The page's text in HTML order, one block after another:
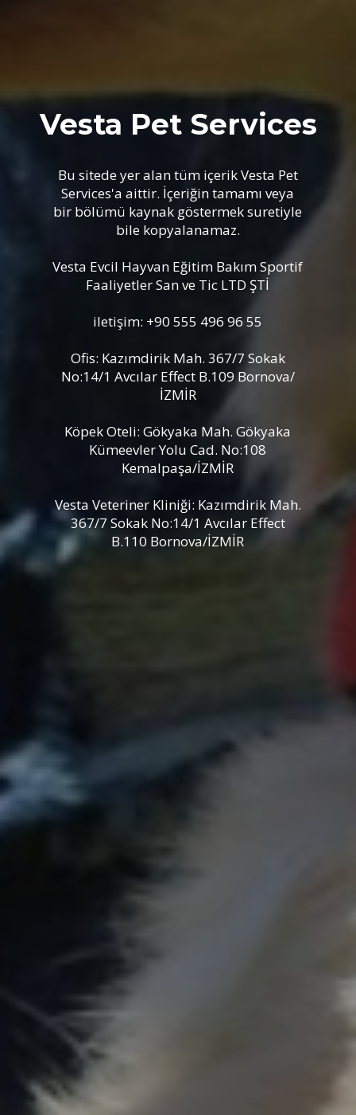
Vesta Pet Services
Bu sitede yer alan tüm içerik Vesta Pet
Services'a aittir. İçeriğin tamamı veya
bir bölümü kaynak göstermek suretiyle
bile kopyalanamaz.
Vesta Evcil Hayvan Eğitim Bakım Sportif
Faaliyetler San ve Tic LTD ŞTİ
iletişim: +90 555 496 96 55
Ofis: Kazımdirik Mah. 367/7 Sokak
No:14/1 Avcılar Effect B.109 Bornova/
İZMİR
Köpek Oteli: Gökyaka Mah. Gökyaka
Kümeevler Yolu Cad. No:108
Kemalpaşa/İZMİR
Vesta Veteriner Kliniği: Kazımdirik Mah.
367/7 Sokak No:14/1 Avcılar Effect
B.110 Bornova/İZMİR